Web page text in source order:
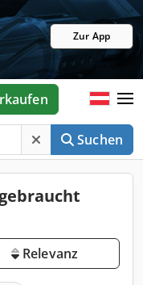
Zur App
Suchen
Relevanz